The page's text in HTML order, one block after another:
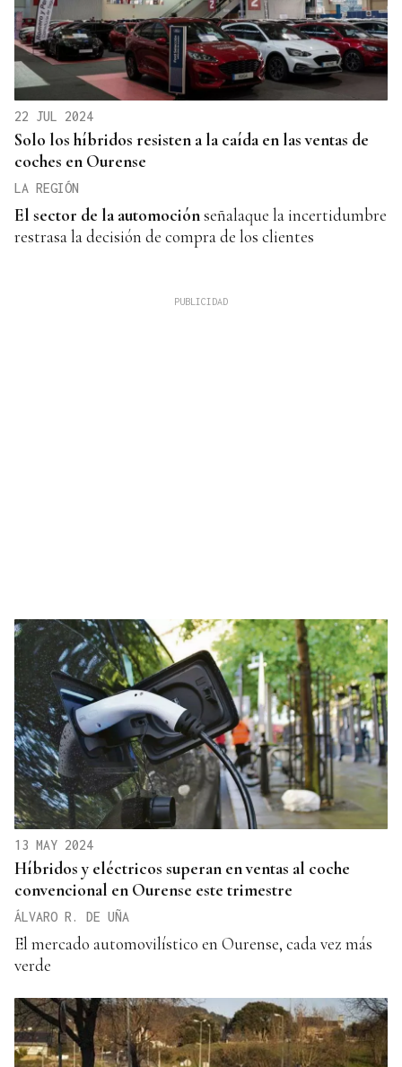
22 JUL 2024
Solo los híbridos resisten a la caída en las ventas de
coches en Ourense
LA REGIÓN
El sector de la automociónseñalaque la incertidumbre
restrasa la decisión de compra de los clientes
13 MAY 2024
Híbridos y eléctricos superan en ventas al coche
convencional en Ourense este trimestre
ÁLVARO R. DE UÑA
El mercado automovilístico en Ourense, cada vez más
verde